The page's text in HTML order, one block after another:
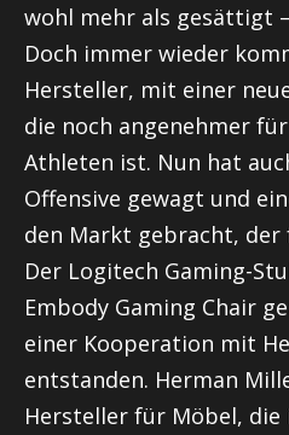
wohl mehr als gesättigt
Doch immer wieder
Hersteller, mit einer
die noch angenehmer
Athleten ist. Nun hat
Offensive gewagt und
den Markt gebracht, der
Der Logitech Gaming-
Embody Gaming Chair
einer Kooperation mit
entstanden. Herman
Hersteller für Möbel, die